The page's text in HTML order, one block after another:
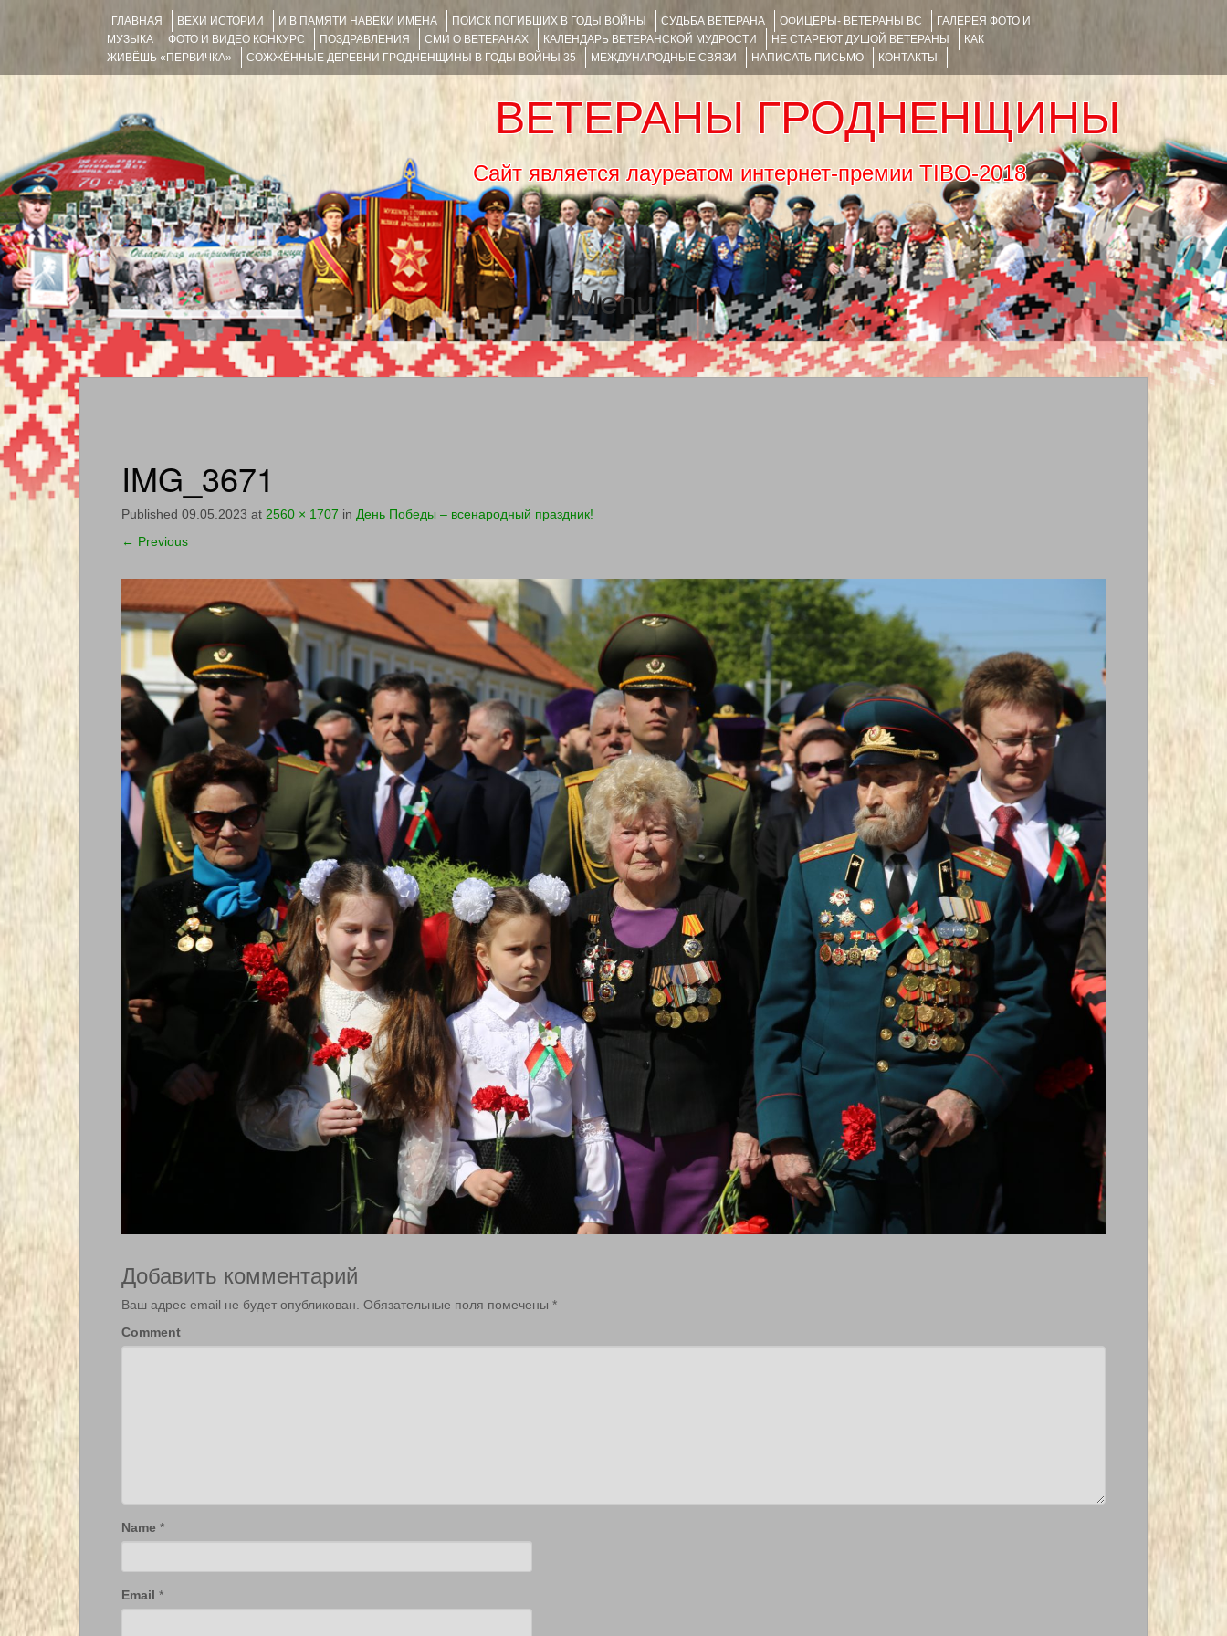
ГЛАВНАЯ ВЕХИ ИСТОРИИ И В ПАМЯТИ НАВЕКИ ИМЕНА ПОИСК ПОГИБШИХ В ГОДЫ ВОЙНЫ СУДЬБА ВЕТЕРАНА ОФИЦЕРЫ- ВЕТЕРАНЫ ВС
ГАЛЕРЕЯ ФОТО И
МУЗЫКА
ФОТО И ВИДЕО КОНКУРС ПОЗДРАВЛЕНИЯ СМИ О ВЕТЕРАНАХ КАЛЕНДАРЬ ВЕТЕРАНСКОЙ МУДРОСТИ НЕ СТАРЕЮТ ДУШОЙ ВЕТЕРАНЫ
КАК
ЖИВЁШЬ «ПЕРВИЧКА»
СОЖЖЁННЫЕ ДЕРЕВНИ ГРОДНЕНЩИНЫ В ГОДЫ ВОЙНЫ 35 МЕЖДУНАРОДНЫЕ СВЯЗИ НАПИСАТЬ ПИСЬМО КОНТАКТЫ
ВЕТЕРАНЫ ГРОДНЕНЩИНЫ
Сайт является лауреатом интернет-премии TIBO-2018
Menu
SKIP TO CONTENT
IMG_3671
Published 09.05.2023 at 2560 × 1707 in День Победы – всенародный праздник!
← Previous
Добавить комментарий
Ваш адрес email не будет опубликован. Обязательные поля помечены *
Comment
Name *
Email *